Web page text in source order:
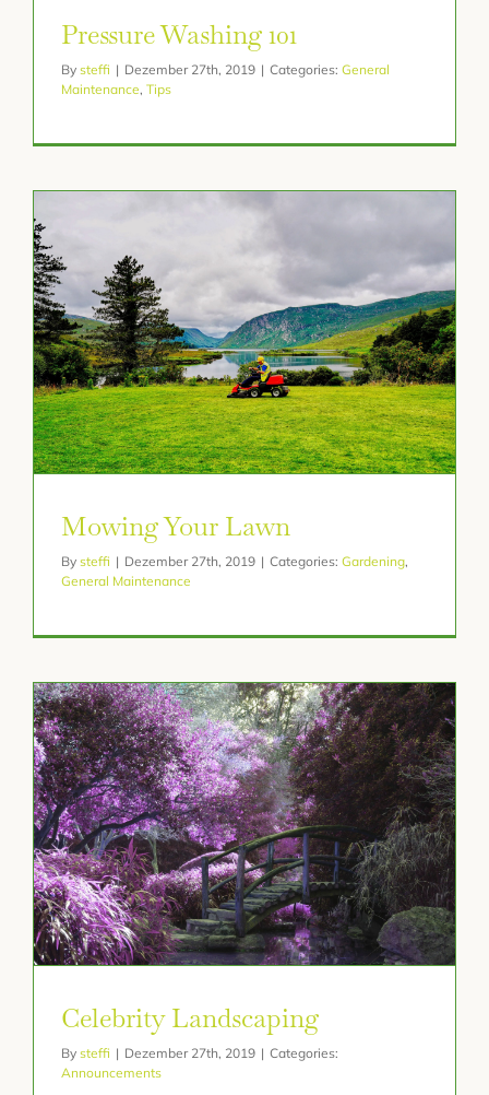
Pressure Washing 101
By steffi | Dezember 27th, 2019 | Categories: General
Maintenance, Tips
Mowing Your Lawn
By steffi | Dezember 27th, 2019 | Categories: Gardening,
General Maintenance
Celebrity Landscaping
By steffi | Dezember 27th, 2019 | Categories:
Announcements